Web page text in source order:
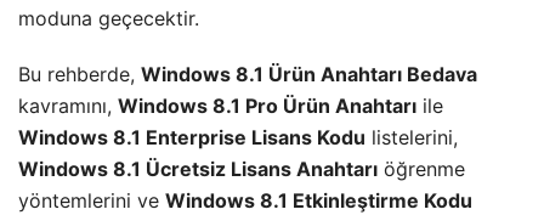
moduna geçecektir.
Bu rehberde, Windows 8.1 Ürün Anahtarı Bedava
kavramını, Windows 8.1 Pro Ürün Anahtarı ile
Windows 8.1 Enterprise Lisans Kodu listelerini,
Windows 8.1 Ücretsiz Lisans Anahtarı öğrenme
yöntemlerini ve Windows 8.1 Etkinleştirme Kodu